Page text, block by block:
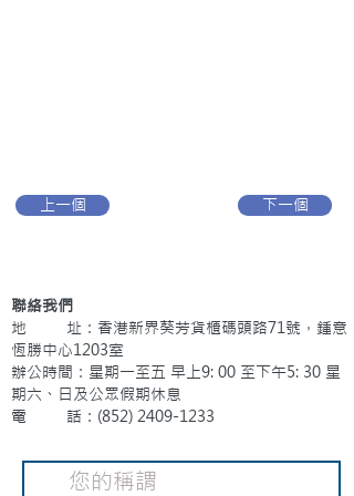
上一個 下一個
聯絡我們
地 址：香港新界葵芳貨櫃碼頭路71號，鍾意
恆勝中心1203室
辦公時間：星期一至五 早上9: 00 至下午5: 30 星
期六、日及公眾假期休息
電 話：(852) 2409-1233